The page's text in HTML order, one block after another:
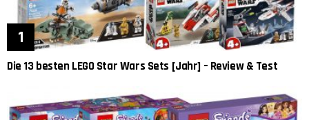
Die 13 besten LEGO Star Wars Sets [Jahr] – Review & Test